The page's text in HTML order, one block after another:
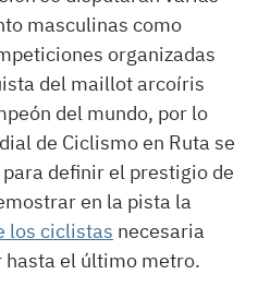
masculinas como
organizadas
del maillot arcoíris
del mundo, por lo
de Ciclismo en Ruta se
definir el prestigio de
en la pista la
los ciclistas necesaria
hasta el último metro.